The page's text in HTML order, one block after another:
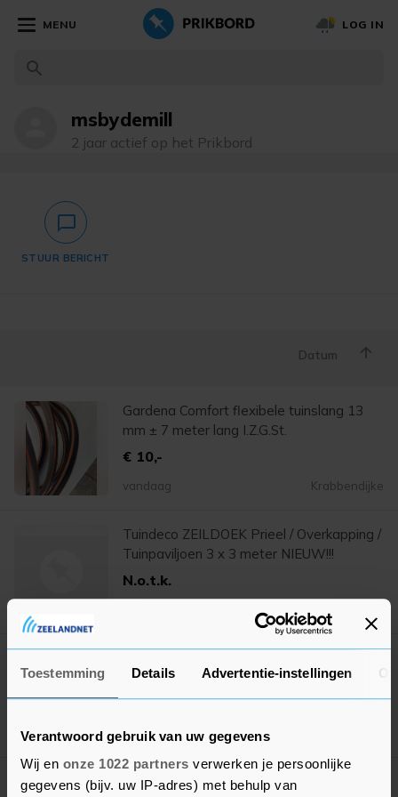
Toestemming Details Advertentie-instellingen
Verantwoord gebruik van uw gegevens
Wij en onze 1022 partners verwerken je persoonlijke
gegevens (bijv. uw IP-adres) met behulp van
MENU LOG IN
msbydemill
2 jaar actief op het Prikbord
chat_bubble_outlined
STUUR BERICHT
Datum
Gardena Comfort flexibele tuinslang 13
mm ± 7 meter lang I.Z.G.St.
€ 10,-
Krabbendijke
vandaag
Tuindeco ZEILDOEK Prieel / Overkapping /
Tuinpaviljoen 3 x 3 meter NIEUW!!!
N.o.t.k.
opknapper / sloop )
N.o.t.k.
20 mrt. '26
Deel deze lijst met je vrienden!